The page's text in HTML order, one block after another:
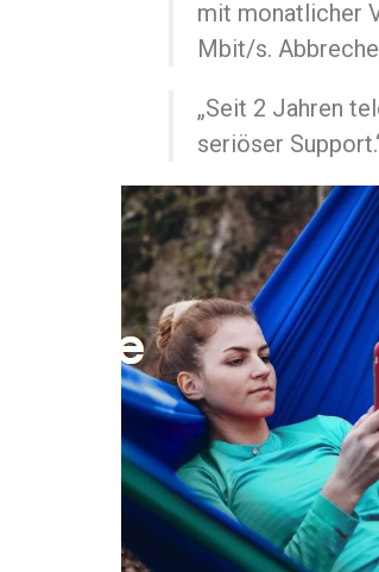
mit monatlicher
Mbit/s.
„Seit 2 Jahren
seriöser